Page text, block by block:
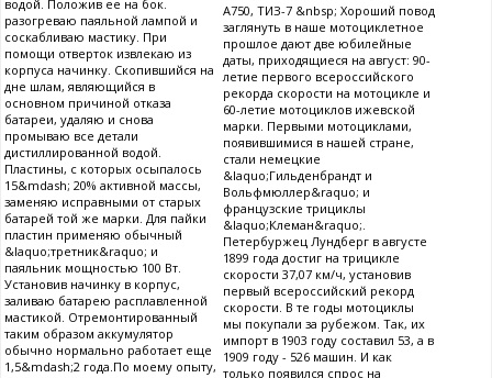
водой. Положив ее на бок.
разогреваю паяльной лампой и
соскабливаю мастику. При
помощи отверток извлекаю из
корпуса начинку. Скопившийся на
дне шлам, являющийся в
основном причиной отказа
батареи, удаляю и снова
промываю все детали
дистиллированной водой.
Пластины, с которых осыпалось
15&mdash; 20% активной массы,
заменяю исправными от старых
батарей той же марки. Для пайки
пластин применяю обычный
&laquo;третник&raquo; и
паяльник мощностью 100 Вт.
Установив начинку в корпус,
заливаю батарею расплавленной
мастикой. Отремонтированный
таким образом аккумулятор
обычно нормально работает еще
1,5&mdash;2 года.По моему опыту,
А750, ТИЗ-7 &nbsp; Хороший повод
заглянуть в наше мотоциклетное
прошлое дают две юбилейные
даты, приходящиеся на август: 90-
летие первого всероссийского
рекорда скорости на мотоцикле и
60-летие мотоциклов ижевской
марки. Первыми мотоциклами,
появившимися в нашей стране,
стали немецкие
&laquo;Гильденбрандт и
Вольфмюллер&raquo; и
французские трициклы
&laquo;Клеман&raquo;.
Петербуржец Лундберг в августе
1899 года достиг на трицикле
скорости 37,07 км/ч, установив
первый всероссийский рекорд
скорости. В те годы мотоциклы
мы покупали за рубежом. Так, их
импорт в 1903 году составил 53, а в
1909 году - 526 машин. И как
только появился спрос на